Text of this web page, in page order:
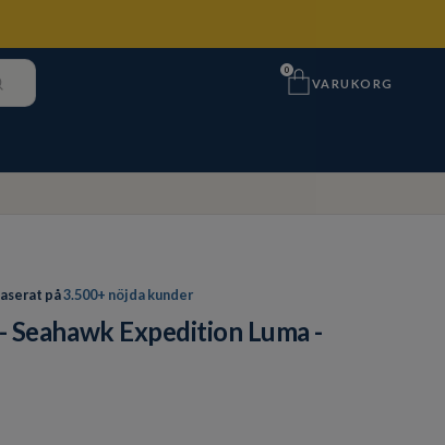
0
VARUKORG
på3.500+ nöjda kunder
Seahawk Expedition Luma -